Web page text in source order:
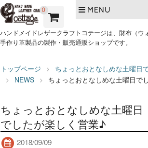
0 MENU
ハンドメイドレザークラフトコテージは、財布（ウ
手作り革製品の製作・販売通販ショップです。
トップページ
ちょっとおとなしめな土曜日
NEWS
ちょっとおとなしめな土曜日で
ちょっとおとなしめな土曜日
でしたが楽しく営業♪
2018/09/09